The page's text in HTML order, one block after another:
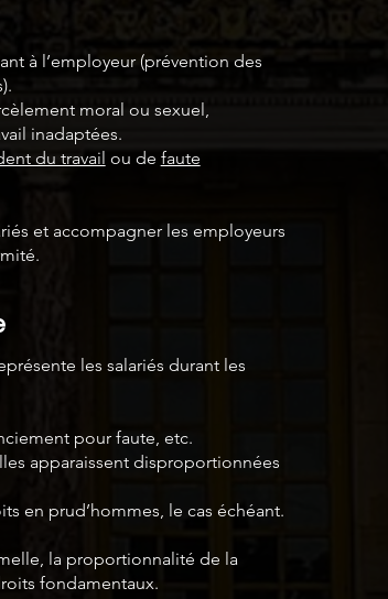
à l’employeur (prévention des
moral ou sexuel,
inadaptées.
du travail ou de faute
et accompagner les employeurs
les salariés durant les
pour faute, etc.
apparaissent disproportionnées
en prud’hommes, le cas échéant.
la proportionnalité de la
fondamentaux.